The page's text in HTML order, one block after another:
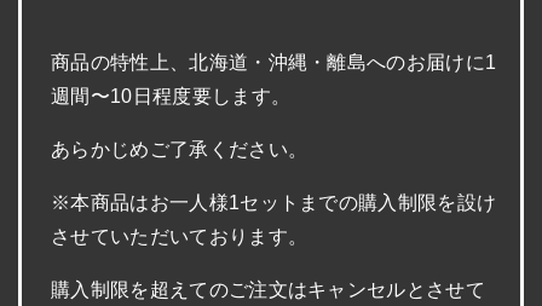
商品の特性上、北海道・沖縄・離島へのお届けに1
週間〜10日程度要します。
あらかじめご了承ください。
※本商品はお一人様1セットまでの購入制限を設け
させていただいております。
購入制限を超えてのご注文はキャンセルとさせて